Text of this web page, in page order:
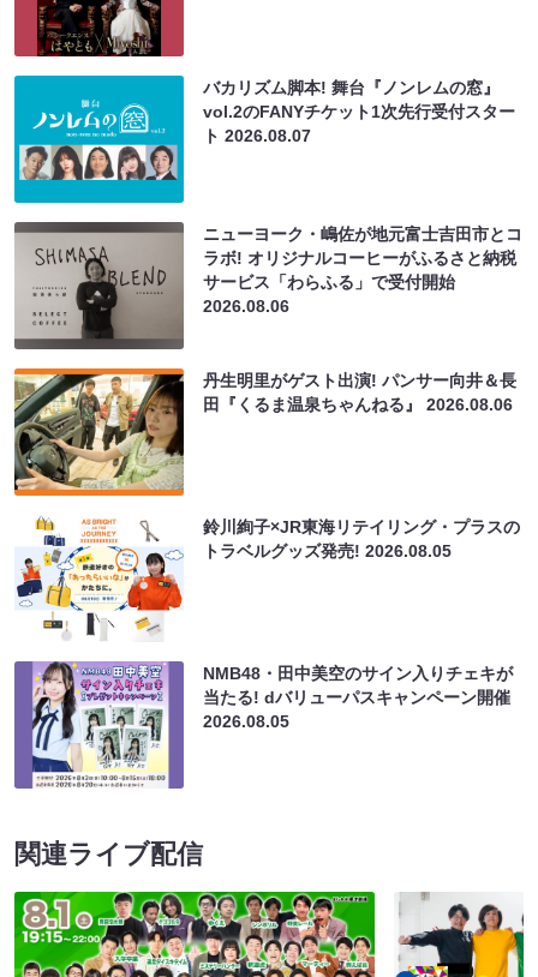
バカリズム脚本! 舞台『ノンレムの窓』
vol.2のFANYチケット1次先行受付スター
ト2026.08.07
ニューヨーク・嶋佐が地元富士吉田市とコ
ラボ! オリジナルコーヒーがふるさと納税
サービス「わらふる」で受付開始
2026.08.06
丹生明里がゲスト出演! パンサー向井＆長
田『くるま温泉ちゃんねる』2026.08.06
鈴川絢子×JR東海リテイリング・プラスの
トラベルグッズ発売!2026.08.05
NMB48・田中美空のサイン入りチェキが
当たる! dバリューパスキャンペーン開催
2026.08.05
関連ライブ配信